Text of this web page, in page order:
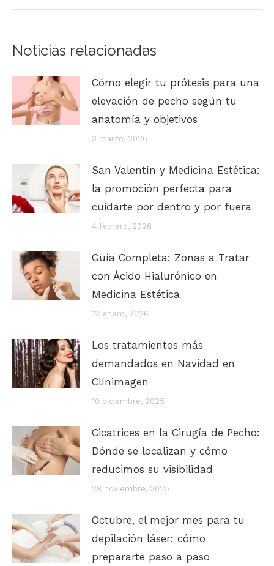
Noticias relacionadas
Cómo elegir tu prótesis para una
elevación de pecho según tu
anatomía y objetivos
3 marzo, 2026
San Valentín y Medicina Estética:
la promoción perfecta para
cuidarte por dentro y por fuera
4 febrero, 2026
Guía Completa: Zonas a Tratar
con Ácido Hialurónico en
Medicina Estética
12 enero, 2026
Los tratamientos más
demandados en Navidad en
Clínimagen
10 diciembre, 2025
Cicatrices en la Cirugía de Pecho:
Dónde se localizan y cómo
reducimos su visibilidad
28 noviembre, 2025
Octubre, el mejor mes para tu
depilación láser: cómo
prepararte paso a paso